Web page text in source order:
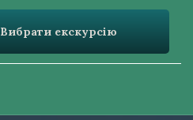
Вибрати екскурсію